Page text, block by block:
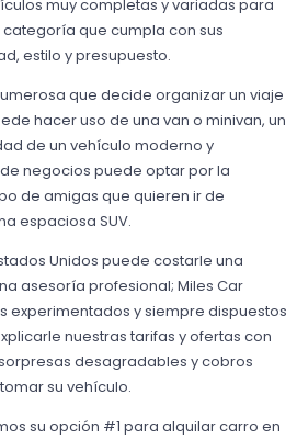
muy completas y variadas para
que cumpla con sus
estilo y presupuesto.
que decide organizar un viaje
hacer uso de una van o minivan, un
de un vehículo moderno y
negocios puede optar por la
de amigas que quieren ir de
espaciosa SUV.
Unidos puede costarle una
asesoría profesional; Miles Car
experimentados y siempre dispuestos
nuestras tarifas y ofertas con
desagradables y cobros
su vehículo.
su opción #1 para alquilar carro en